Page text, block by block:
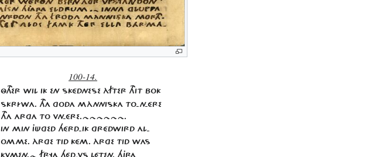
100-14.
ÔTHER WIL IK EN SKÉDNESE ÀFTER THIT BOK
SKRÍWA. THA GODA MÀNNISKA TO-N-ÉRE
THA ARGA TO VN-ÉRE.~~~~~~.
IN MIN JÜGED HÉRD-IK GRÉDWIRD AL-
OMME. ÀRGE TID KÉM. ÀRGE TID WAS
KVMEN.~ FRYA HÉD-VS LÉTEN. HJRA